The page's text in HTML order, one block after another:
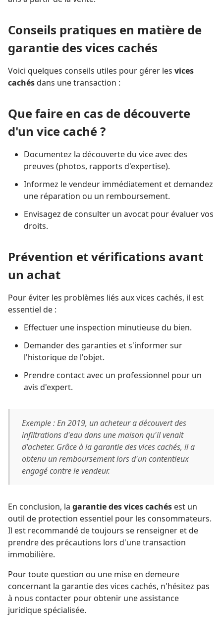
Conseils pratiques en matière de
garantie des vices cachés
Voici quelques conseils utiles pour gérer les vices
cachésdans une transaction :
Que faire en cas de découverte
d'un vice caché ?
Documentez la découverte du vice avec des
preuves (photos, rapports d'expertise).
Informez le vendeur immédiatement et demandez
une réparation ou un remboursement.
Envisagez de consulter un avocat pour évaluer vos
droits.
Prévention et vérifications avant
un achat
Pour éviter les problèmes liés aux vices cachés, il est
essentiel de :
Effectuer une inspection minutieuse du bien.
Demander des garanties et s'informer sur
l'historique de l'objet.
Prendre contact avec un professionnel pour un
avis d'expert.
Exemple : En 2019, un acheteur a découvert des
infiltrations d'eau dans une maison qu'il venait
d'acheter. Grâce à la garantie des vices cachés, il a
obtenu un remboursement lors d'un contentieux
engagé contre le vendeur.
En conclusion, la garantie des vices cachés est un
outil de protection essentiel pour les consommateurs.
Il est recommandé de toujours se renseigner et de
prendre des précautions lors d'une transaction
immobilière.
Pour toute question ou une mise en demeure
concernant la garantie des vices cachés, n'hésitez pas
à nous contacter pour obtenir une assistance
juridique spécialisée.